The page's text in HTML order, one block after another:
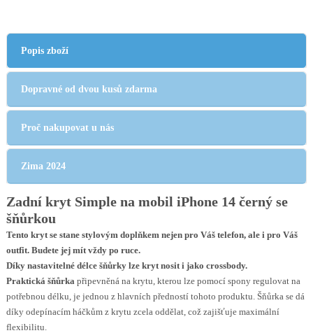
Popis zboží
Dopravné od dvou kusů zdarma
Proč nakupovat u nás
Zima 2024
Zadní kryt Simple na mobil iPhone 14 černý se
šňůrkou
Tento kryt se stane stylovým doplňkem nejen pro Váš telefon, ale i pro Váš
outfit. Budete jej mít vždy po ruce.
Díky nastavitelné délce šňůrky lze kryt nosit i jako crossbody.
Praktická šňůrkapřipevněná na krytu, kterou lze pomocí spony regulovat na
potřebnou délku, je jednou z hlavních předností tohoto produktu. Šňůrka se dá
díky odepínacím háčkům z krytu zcela oddělat, což zajišťuje maximální
flexibilitu.